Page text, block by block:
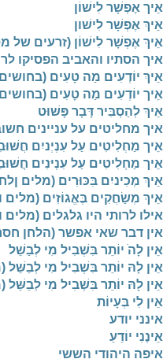
אֵיך אֶפְשָׁר לִישׁוֹן
אֵיךְ אֶפְשָׁר לִישׁון
אֵיךְ אֶפְשָׁר לִישׁוֹן (זרעים של
איך הסתיו והאביב הפסיקו
אֵיךְ יוֹדְעִים מַה טָעִים
אֵיך יוֹדְעִים מַה טָעִים
אֵיךְ לְהַסְבִּיר דָּבָר פָּשׁוּט
איך מחליטים על עניינים
אֵיך מַחְלִיטִים עַל עִנְיְניִם
אֵיך מַחְלִיטִים עַל עִנְיּנִים
אֵיךְ מְכִיניִם בִּכּוּרִים (מלים
אֵיךְ מְשַׂחֲקִים בֶּאֱגוֹזִים (מלים
אילו לרותי היו גלגלים (מלים
אין דבר שאי אפשר (הלחן
אֵין לָהׁ יוֹתֵר בִּשְׁבִיל מִי לְבַשֵׁל
אֵין לָהּ יוֹתֵר בִּשְׁבִיל מִי
אֵין לָהּ יוֹתֵר בִּשְׁבִיל מִי
אֵין לִי בְּעָיוֹת
אינני יודע
אֵינֶנִי יוֹדֵעַ
איפה היהודי הששי